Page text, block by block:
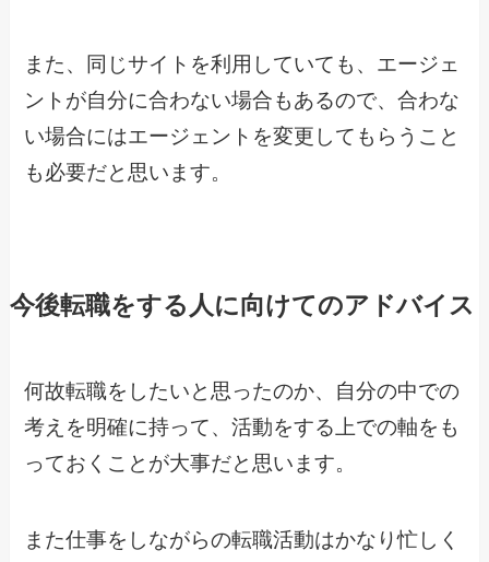
また、同じサイトを利用していても、エージェ
ントが自分に合わない場合もあるので、合わな
い場合にはエージェントを変更してもらうこと
も必要だと思います。
今後転職をする人に向けてのアドバイス
何故転職をしたいと思ったのか、自分の中での
考えを明確に持って、活動をする上での軸をも
っておくことが大事だと思います。
また仕事をしながらの転職活動はかなり忙しく